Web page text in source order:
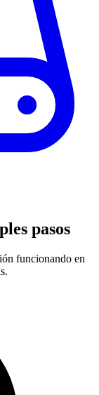
pasos
funcionando en